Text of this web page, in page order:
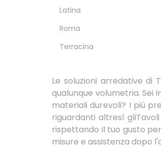
Latina
Roma
Terracina
Le soluzioni arredative di
qualunque volumetria. Sei
materiali durevoli? I più
riguardanti altresì
rispettando il tuo gusto
misure e assistenza dopo